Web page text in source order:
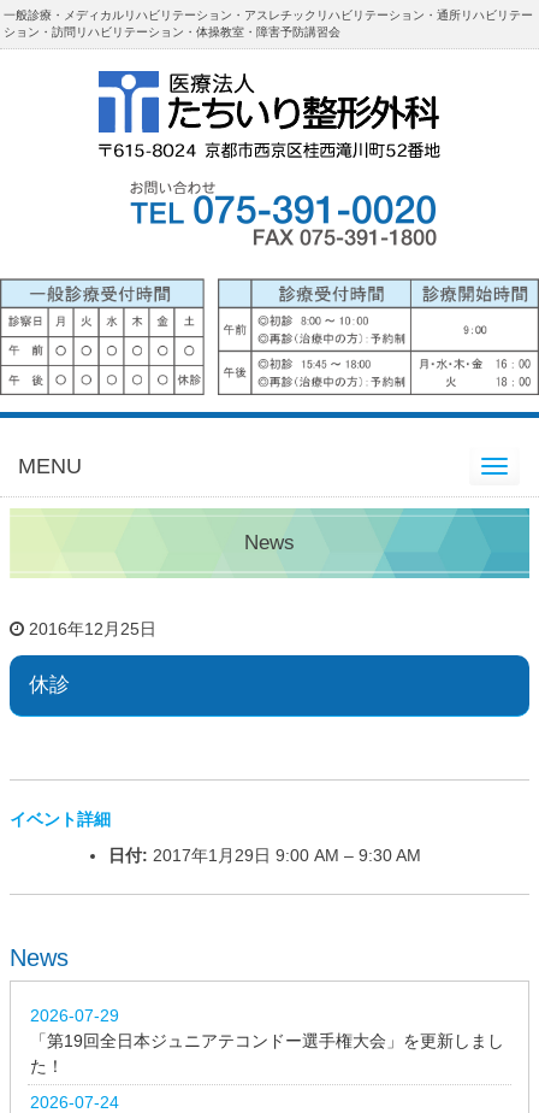
一般診療・メディカルリハビリテーション・アスレチックリハビリテーション・通所リハビリテー
ション・訪問リハビリテーション・体操教室・障害予防講習会
MENU Toggle
navigation
News
2016年12月25日
休診
イベント詳細
日付: 2017年1月29日 9:00 AM – 9:30 AM
News
2026-07-29
「第19回全日本ジュニアテコンドー選手権大会」を更新しまし
た！
2026-07-24